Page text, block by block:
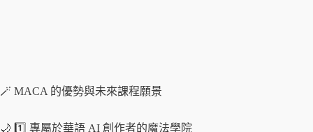
🪄 MACA 的優勢與未來課程願景
🌙 1️⃣ 專屬於華語 AI 創作者的魔法學院